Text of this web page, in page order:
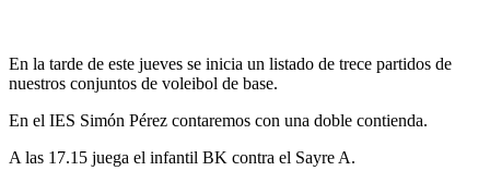
En la tarde de este jueves se inicia un listado de trece partidos de
nuestros conjuntos de voleibol de base.
En el IES Simón Pérez contaremos con una doble contienda.
A las 17.15 juega el infantil BK contra el Sayre A.